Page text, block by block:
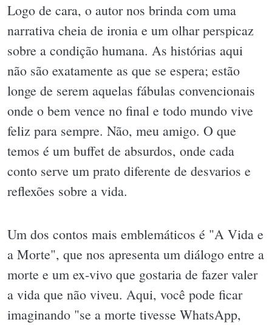
Logo de cara, o autor nos brinda com uma
narrativa cheia de ironia e um olhar perspicaz
sobre a condição humana. As histórias aqui
não são exatamente as que se espera; estão
longe de serem aquelas fábulas convencionais
onde o bem vence no final e todo mundo vive
feliz para sempre. Não, meu amigo. O que
temos é um buffet de absurdos, onde cada
conto serve um prato diferente de desvarios e
reflexões sobre a vida.
Um dos contos mais emblemáticos é "A Vida e
a Morte", que nos apresenta um diálogo entre a
morte e um ex-vivo que gostaria de fazer valer
a vida que não viveu. Aqui, você pode ficar
imaginando "se a morte tivesse WhatsApp,